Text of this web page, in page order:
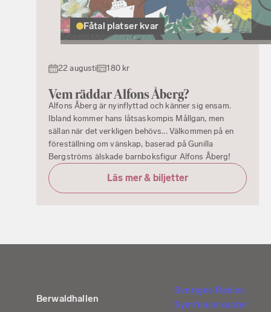
Fåtal platser kvar
22 augusti 180 kr
Vem räddar Alfons Åberg?
Alfons Åberg är nyinflyttad och känner sig ensam.
Ibland kommer hans låtsaskompis Mållgan, men
sällan när det verkligen behövs... Välkommen på en
föreställning om vänskap, baserad på Gunilla
Bergströms älskade barnboksfigur Alfons Åberg!
Läs mer & biljetter
Berwaldhallen
Sveriges Radios
Symfoniorkester